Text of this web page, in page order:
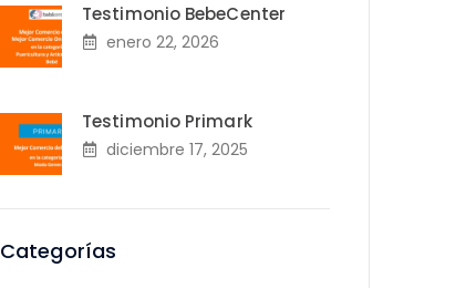
Testimonio BebeCenter
enero 22, 2026
Testimonio Primark
diciembre 17, 2025
Categorías